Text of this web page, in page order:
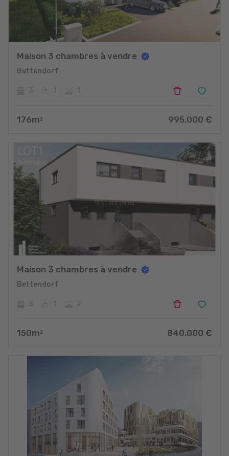
Maison 3 chambres à vendre
Bettendorf
176m 2 995.000 €
Maison 3 chambres à vendre
Bettendorf
150m 2 840.000 €